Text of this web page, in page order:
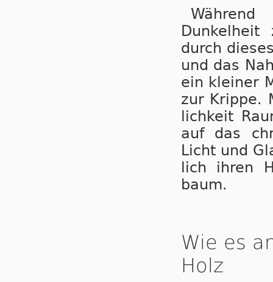
Dunkelheit
durch
und das
ein kleiner
zur Krippe.
lich­keit
auf das
Licht und
lich ihren
baum.
Wie es
Holz